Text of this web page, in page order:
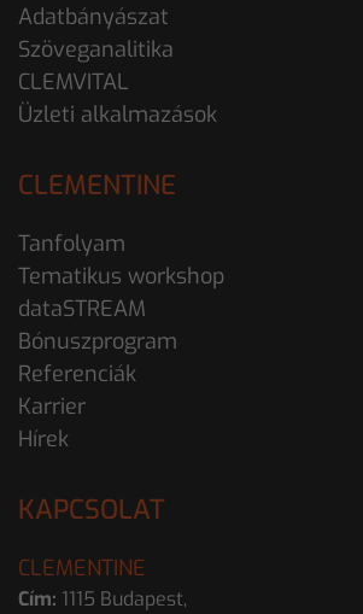
Adatbányászat
Szöveganalitika
CLEMVITAL
Üzleti alkalmazások
CLEMENTINE
Tanfolyam
Tematikus workshop
dataSTREAM
Bónuszprogram
Referenciák
Karrier
Hírek
KAPCSOLAT
CLEMENTINE
Cím: 1115 Budapest,